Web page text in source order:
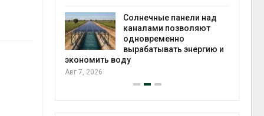
энергию и
ветра
Авг 6, 2026